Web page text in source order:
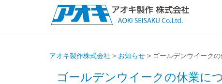
アオキ製作株式会社 > お知らせ > ゴールデンウイーク
ゴールデンウイークの休業に